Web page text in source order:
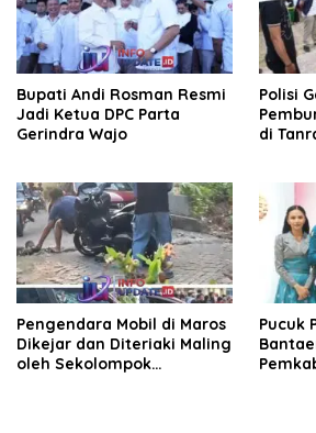
Bupati Andi Rosman Resmi
Jadi Ketua DPC Parta
Gerindra Wajo
Polisi
di
Pengendara Mobil di Maros
Dikejar dan Diteriaki Maling
oleh Sekolompok
Pucuk